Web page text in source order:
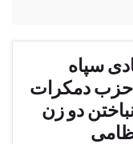
سپاه
حزب دمکرات
دو زن